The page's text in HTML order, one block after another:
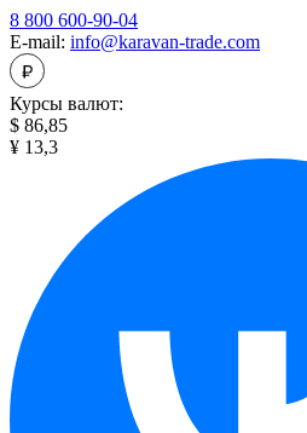
8 800 600-90-04
E-mail: info@karavan-trade.com
Курсы валют:
$ 86,85
¥ 13,3